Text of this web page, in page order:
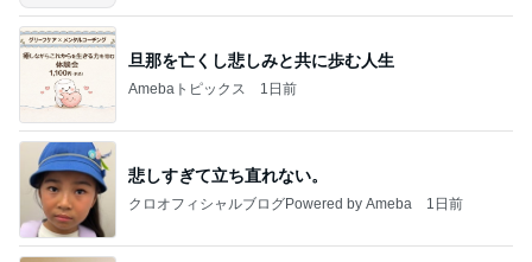
旦那を亡くし悲しみと共に歩む人生
Amebaトピックス 1日前
悲しすぎて立ち直れない。
クロオフィシャルブログPowered by Ameba 1日前